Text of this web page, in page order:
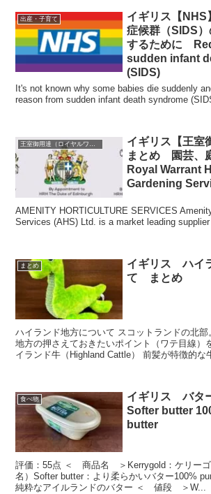
出産・子育て
イギリス【
症候群（SIDS
するために
sudden infant
(SIDS)
It's not known why some babies die suddenly
reason from sudden infant death syndrome
イギリス【王
まとめ 園芸
Royal Warrant
Gardening
AMENITY HORTICULTURE SERVICES
Services (AHS) Ltd. is a market leading supplier
まとめ
イギリス ハイ
て まとめ
ハイランド地方について スコットランドの北
地方の押さえておきたいポイント（ワテ目線）
イランド牛（Highland Cattle） 前髪が特徴的な
食べ物
イギリス バタ
Softer butter
butter
評価：55点 ＜ 商品名 ＞Kerrygold：ケリーゴ
名）Softer butter：より柔らかいバター100%
純粋なアイルランドのバター ＜ 値段 ＞W...